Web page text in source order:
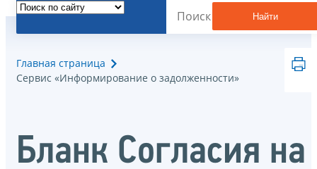
Найти
Главная страница
Сервис «Информирование о задолженности»
Бланк Согласия на